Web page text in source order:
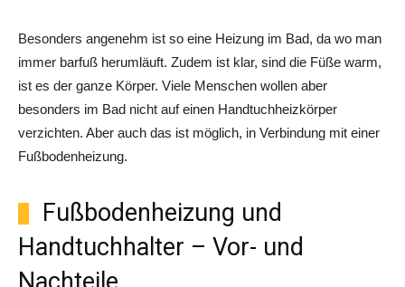
Besonders angenehm ist so eine Heizung im Bad, da wo man
immer barfuß herumläuft. Zudem ist klar, sind die Füße warm,
ist es der ganze Körper. Viele Menschen wollen aber
besonders im Bad nicht auf einen Handtuchheizkörper
verzichten. Aber auch das ist möglich, in Verbindung mit einer
Fußbodenheizung.
Fußbodenheizung und
Handtuchhalter – Vor- und